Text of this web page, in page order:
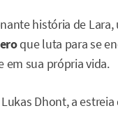
história de Lara,
que luta para se
em sua própria vida.
Dhont, a